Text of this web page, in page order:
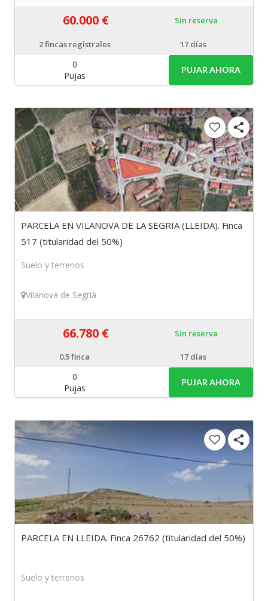
60.000 € Sin reserva
2fincas registrales 17 días
0
Pujas
PUJAR AHORA
PARCELA EN VILANOVA DE LA SEGRIA (LLEIDA). Finca
517 (titularidad del 50%)
Suelo y terrenos
Vilanova de Segrià
66.780 € Sin reserva
0.5finca 17 días
0
Pujas
PUJAR AHORA
PARCELA EN LLEIDA. Finca 26762 (titularidad del 50%)
Suelo y terrenos